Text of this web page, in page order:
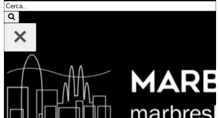
Cerca....